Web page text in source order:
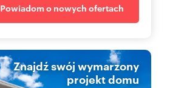
Powiadom o nowych ofertach
Znajdź swój wymarzony
projekt domu